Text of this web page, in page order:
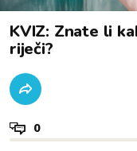
KVIZ: Znate li
riječi?
0